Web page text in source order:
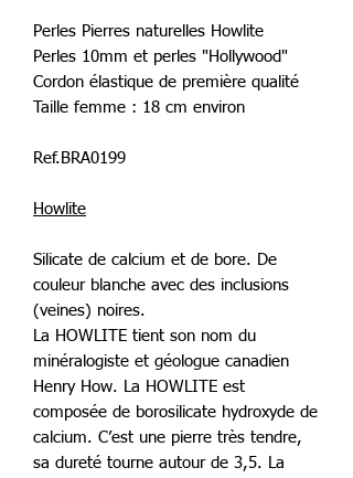
Perles Pierres naturelles Howlite
Perles 10mm et perles "Hollywood"
Cordon élastique de première qualité
Taille femme : 18 cm environ
Ref.BRA0199
Howlite
Silicate de calcium et de bore. De
couleur blanche avec des inclusions
(veines) noires.
La HOWLITE tient son nom du
minéralogiste et géologue canadien
Henry How. La HOWLITE est
composée de borosilicate hydroxyde de
calcium. C’est une pierre très tendre,
sa dureté tourne autour de 3,5. La